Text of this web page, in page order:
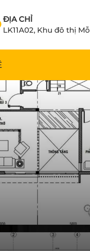
ĐỊA CHỈ
LK11A02, Khu đô thị